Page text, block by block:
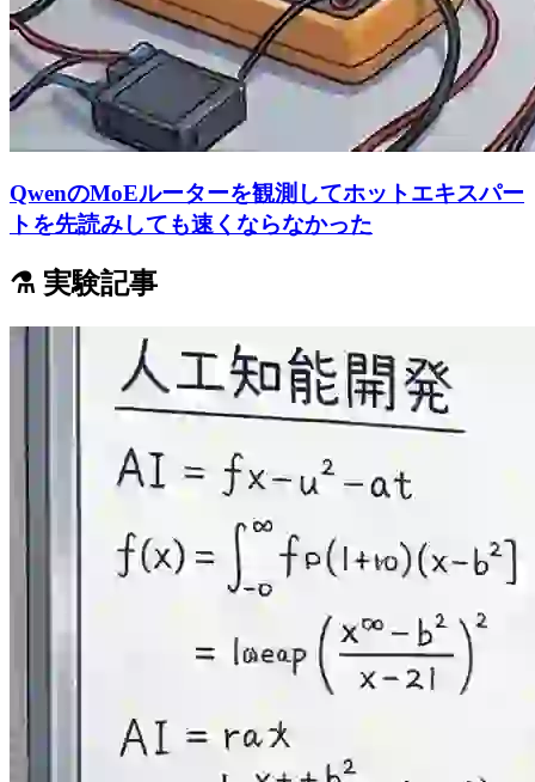
QwenのMoEルーターを観測してホットエキスパー
トを先読みしても速くならなかった
⚗️ 実験記事